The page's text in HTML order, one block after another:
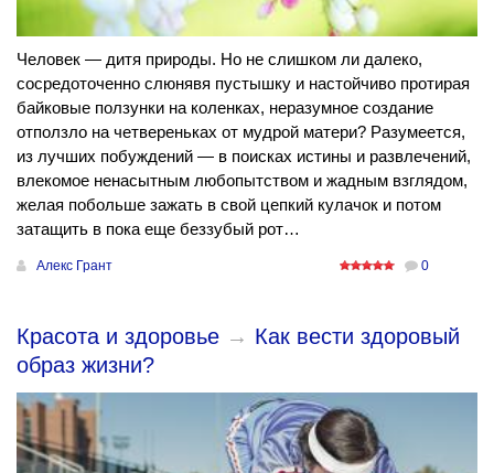
Человек — дитя природы. Но не слишком ли далеко,
сосредоточенно слюнявя пустышку и настойчиво протирая
байковые ползунки на коленках, неразумное создание
отползло на четвереньках от мудрой матери? Разумеется,
из лучших побуждений — в поисках истины и развлечений,
влекомое ненасытным любопытством и жадным взглядом,
желая побольше зажать в свой цепкий кулачок и потом
затащить в пока еще беззубый рот…
Алекс Грант 0
Красота и здоровье → Как вести здоровый
образ жизни?